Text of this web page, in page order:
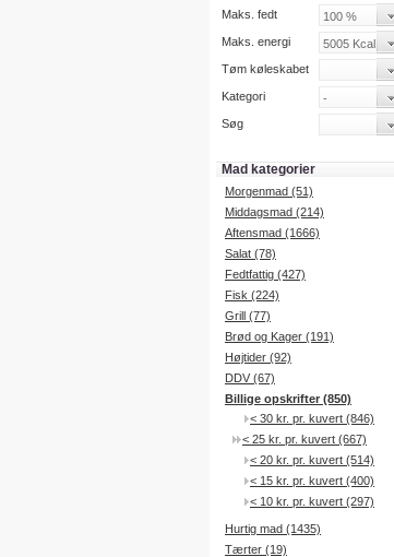
Maks. fedt
Maks. energi
Tøm køleskabet
Kategori
Søg
Mad kategorier
Morgenmad (51)
Middagsmad (214)
Aftensmad (1666)
Salat (78)
Fedtfattig (427)
Fisk (224)
Grill (77)
Brød og Kager (191)
Højtider (92)
DDV (67)
Billige opskrifter (850)
< 30 kr. pr. kuvert (846)
< 25 kr. pr. kuvert (667)
< 20 kr. pr. kuvert (514)
< 15 kr. pr. kuvert (400)
< 10 kr. pr. kuvert (297)
Hurtig mad (1435)
Tærter (19)